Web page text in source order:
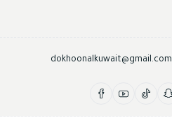
dokhoonalkuwait@gmail.com